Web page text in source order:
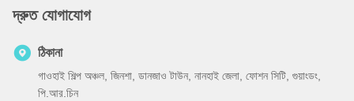
দ্রুত যোগাযোগ
ঠিকানা
গাওহাই শিল্প অঞ্চল, জিনশা, ডানজাও টাউন, নানহাই জেলা, ফোশন সিটি, গুয়াংডং,
পি.আর.চিন